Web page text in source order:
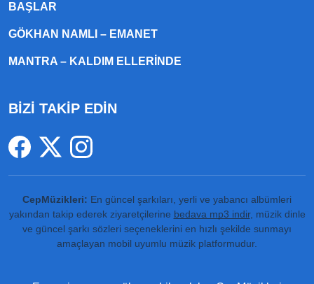
BAŞLAR
GÖKHAN NAMLI – EMANET
MANTRA – KALDIM ELLERINDE
BİZİ TAKİP EDİN
CepMüzikleri: En güncel şarkıları, yerli ve yabancı albümleri
yakından takip ederek ziyaretçilerine bedava mp3 indir, müzik dinle
ve güncel şarkı sözleri seçeneklerini en hızlı şekilde sunmayı
amaçlayan mobil uyumlu müzik platformudur.